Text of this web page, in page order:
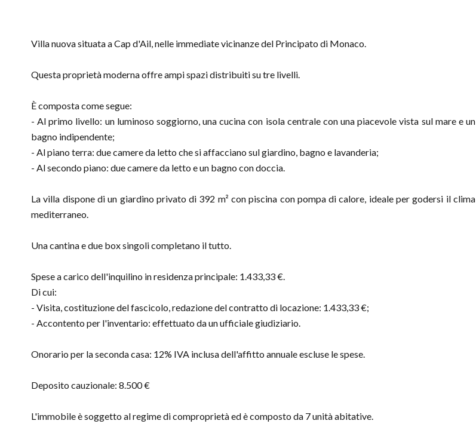
Villa nuova situata a Cap d'Ail, nelle immediate vicinanze del Principato di Monaco.
Questa proprietà moderna offre ampi spazi distribuiti su tre livelli.
È composta come segue:
- Al primo livello: un luminoso soggiorno, una cucina con isola centrale con una piacevole vista sul mare e un
bagno indipendente;
- Al piano terra: due camere da letto che si affacciano sul giardino, bagno e lavanderia;
- Al secondo piano: due camere da letto e un bagno con doccia.
La villa dispone di un giardino privato di 392 m² con piscina con pompa di calore, ideale per godersi il clima
mediterraneo.
Una cantina e due box singoli completano il tutto.
Spese a carico dell'inquilino in residenza principale: 1.433,33 €.
Di cui:
- Visita, costituzione del fascicolo, redazione del contratto di locazione: 1.433,33 €;
- Accontento per l'inventario: effettuato da un ufficiale giudiziario.
Onorario per la seconda casa: 12% IVA inclusa dell'affitto annuale escluse le spese.
Deposito cauzionale: 8.500 €
L'immobile è soggetto al regime di comproprietà ed è composto da 7 unità abitative.